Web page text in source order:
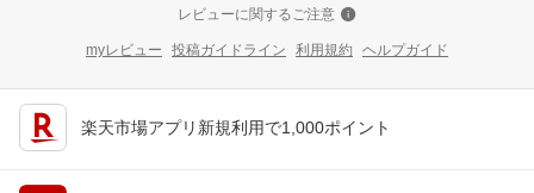
レビューに関するご注意
myレビュー 投稿ガイドライン 利用規約 ヘルプガイド
楽天市場アプリ新規利用で1,000ポイント